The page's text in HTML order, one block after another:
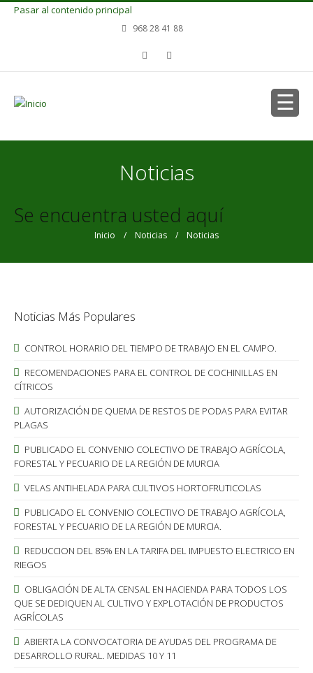
Pasar al contenido principal
968 28 41 88
Noticias
Se encuentra usted aquí
Inicio / Noticias / Noticias
Noticias Más Populares
CONTROL HORARIO DEL TIEMPO DE TRABAJO EN EL CAMPO.
RECOMENDACIONES PARA EL CONTROL DE COCHINILLAS EN
CÍTRICOS
AUTORIZACIÓN DE QUEMA DE RESTOS DE PODAS PARA EVITAR
PLAGAS
PUBLICADO EL CONVENIO COLECTIVO DE TRABAJO AGRÍCOLA,
FORESTAL Y PECUARIO DE LA REGIÓN DE MURCIA
VELAS ANTIHELADA PARA CULTIVOS HORTOFRUTICOLAS
PUBLICADO EL CONVENIO COLECTIVO DE TRABAJO AGRÍCOLA,
FORESTAL Y PECUARIO DE LA REGIÓN DE MURCIA.
REDUCCION DEL 85% EN LA TARIFA DEL IMPUESTO ELECTRICO EN
RIEGOS
OBLIGACIÓN DE ALTA CENSAL EN HACIENDA PARA TODOS LOS
QUE SE DEDIQUEN AL CULTIVO Y EXPLOTACIÓN DE PRODUCTOS
AGRÍCOLAS
ABIERTA LA CONVOCATORIA DE AYUDAS DEL PROGRAMA DE
DESARROLLO RURAL. MEDIDAS 10 Y 11